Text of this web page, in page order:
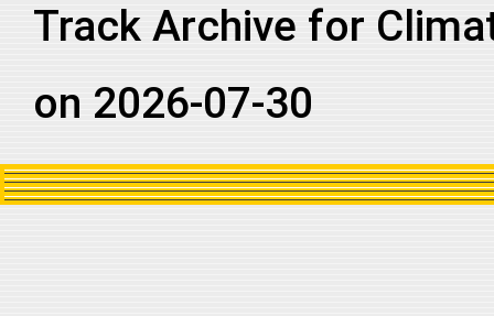
2001202N14243 2001 37 EP MM
Track Archive for
on 2026-07-30